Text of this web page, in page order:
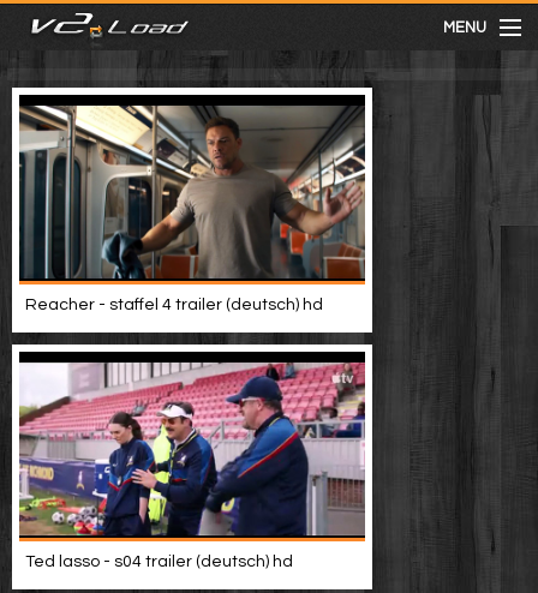
MENU
meist gesehen
neuste
kategorien
Menu
mit facebook anmelden
Informationen
Video suchen
Reacher - staffel 4 trailer (deutsch) hd
Ted lasso - s04 trailer (deutsch) hd